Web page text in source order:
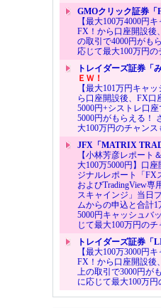
GMOクリック証券「
【最大100万4000円
FX！から口座開設後
の取引で4000円がも
応じて最大100万円の
トレイダーズ証券「
ＥＷ！
【最大101万円キャ
ら口座開設後、FX口
5000円+シストレ口
5000円がもらえる！
大100万円のチャンス
JFX「MATRIX
【小林芳彦レポート
大100万5000円】口
ジナルレポート「FX
およびTradingView専
スキャインジ」当日
ムからの申込と合計
5000円キャッシュバ
じて最大100万円のチ
トレイダーズ証券「
【最大100万3000円
FX！から口座開設後
上の取引で3000円が
に応じて最大100万円